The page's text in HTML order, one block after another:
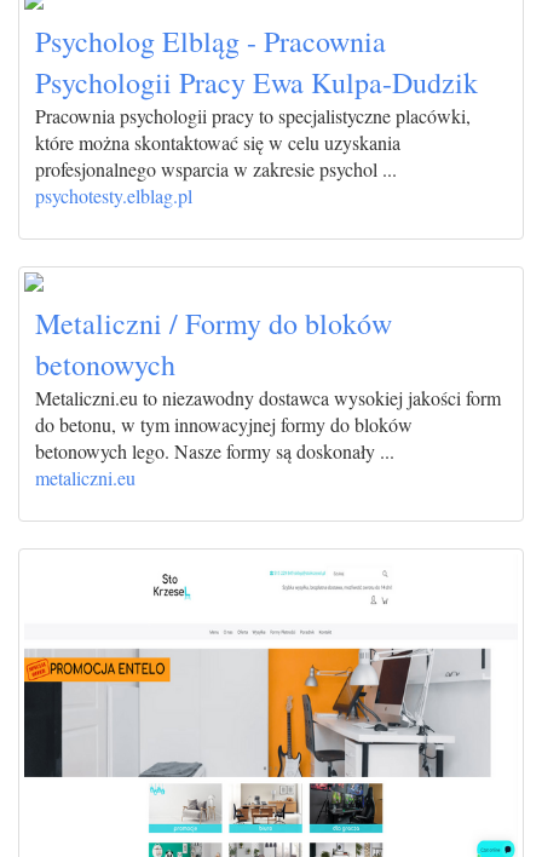
Psycholog Elbląg - Pracownia
Psychologii Pracy Ewa Kulpa-Dudzik
Pracownia psychologii pracy to specjalistyczne placówki,
które można skontaktować się w celu uzyskania
profesjonalnego wsparcia w zakresie psychol ...
psychotesty.elblag.pl
Metaliczni / Formy do bloków
betonowych
Metaliczni.eu to niezawodny dostawca wysokiej jakości form
do betonu, w tym innowacyjnej formy do bloków
betonowych lego. Nasze formy są doskonały ...
metaliczni.eu